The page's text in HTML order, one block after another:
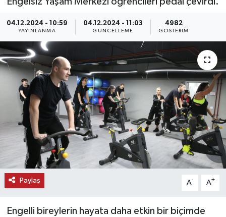
04.12.2024 - 10:59
YAYINLANMA
04.12.2024 - 11:03
GÜNCELLEME
4982
GÖSTERIM
Paylaş A- A+
Engelli bireylerin hayata daha etkin bir biçimde
KEMERBURGAZ
KÜLTÜR - SANAT
MAGAZİN
ÖZEL HABER
SAĞLIK
SPOR